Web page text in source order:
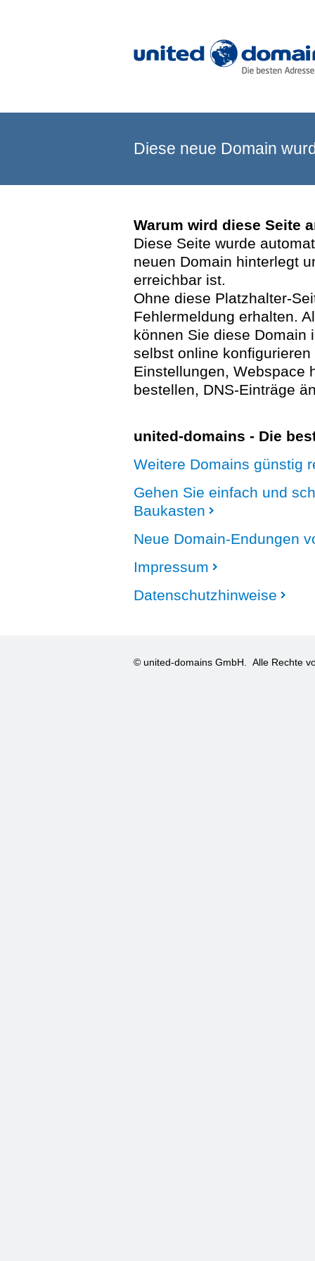
Diese neue Domain
Warum wird diese Seite
Diese Seite wurde
neuen Domain hinterlegt
erreichbar ist.
Ohne diese Platzhalter-
Fehlermeldung erhalten.
können Sie diese Domain
selbst online
Einstellungen, Webspace
bestellen, DNS-Einträge
united-domains - Die
Weitere Domains günstig
Gehen Sie einfach und
Baukasten
Neue Domain-Endungen
Impressum
Datenschutzhinweise
© united-domains GmbH. Alle Rechte